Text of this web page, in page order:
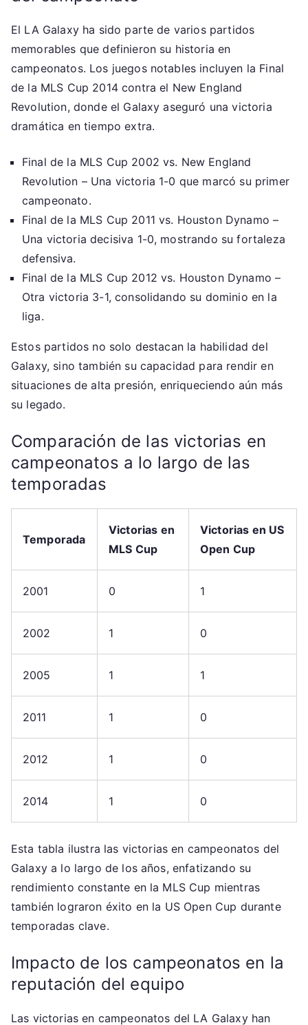
El LA Galaxy ha sido parte de varios partidos
memorables que definieron su historia en
campeonatos. Los juegos notables incluyen la Final
de la MLS Cup 2014 contra el New England
Revolution, donde el Galaxy aseguró una victoria
dramática en tiempo extra.
Final de la MLS Cup 2002 vs. New England
Revolution – Una victoria 1-0 que marcó su primer
campeonato.
Final de la MLS Cup 2011 vs. Houston Dynamo –
Una victoria decisiva 1-0, mostrando su fortaleza
defensiva.
Final de la MLS Cup 2012 vs. Houston Dynamo –
Otra victoria 3-1, consolidando su dominio en la
liga.
Estos partidos no solo destacan la habilidad del
Galaxy, sino también su capacidad para rendir en
situaciones de alta presión, enriqueciendo aún más
su legado.
Comparación de las victorias en
campeonatos a lo largo de las
temporadas
Temporada
Victorias en
MLS Cup
Victorias en US
Open Cup
2001 0 1
2002 1 0
2005 1 1
2011 1 0
2012 1 0
2014 1 0
Esta tabla ilustra las victorias en campeonatos del
Galaxy a lo largo de los años, enfatizando su
rendimiento constante en la MLS Cup mientras
también lograron éxito en la US Open Cup durante
temporadas clave.
Impacto de los campeonatos en la
reputación del equipo
Las victorias en campeonatos del LA Galaxy han